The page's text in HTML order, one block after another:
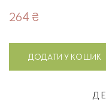
264 ₴
ДОДАТИ У КОШИК